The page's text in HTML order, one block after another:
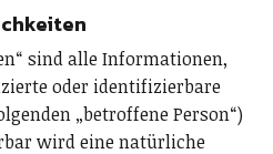
sind alle Informationen,
oder identifizierbare
„betroffene Person“)
wird eine natürliche